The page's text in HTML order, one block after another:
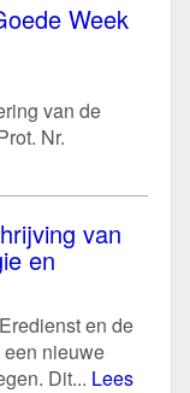
Week
van de
Nr.
van
en
en de
nieuwe
Dit... Lees